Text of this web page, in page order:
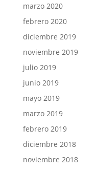
marzo 2020
febrero 2020
diciembre 2019
noviembre 2019
julio 2019
junio 2019
mayo 2019
marzo 2019
febrero 2019
diciembre 2018
noviembre 2018